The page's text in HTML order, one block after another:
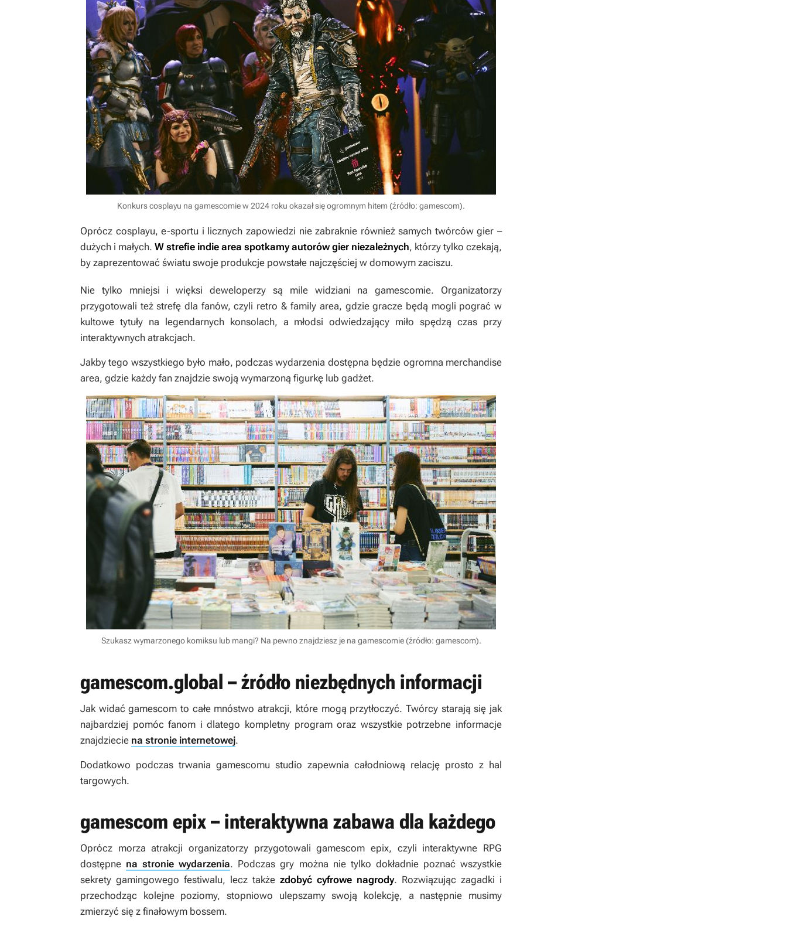
Konkurs cosplayu na gamescomie w 2024 roku okazał się ogromnym hitem (źródło: gamescom).
Oprócz cosplayu, e-sportu i licznych zapowiedzi nie zabraknie również samych twórców gier –
dużych i małych. W strefie indie area spotkamy autorów gier niezależnych, którzy tylko czekają,
by zaprezentować światu swoje produkcje powstałe najczęściej w domowym zaciszu.
Nie tylko mniejsi i więksi deweloperzy są mile widziani na gamescomie. Organizatorzy
przygotowali też strefę dla fanów, czyli retro & family area, gdzie gracze będą mogli pograć w
kultowe tytuły na legendarnych konsolach, a młodsi odwiedzający miło spędzą czas przy
interaktywnych atrakcjach.
Jakby tego wszystkiego było mało, podczas wydarzenia dostępna będzie ogromna merchandise
area, gdzie każdy fan znajdzie swoją wymarzoną figurkę lub gadżet.
Szukasz wymarzonego komiksu lub mangi? Na pewno znajdziesz je na gamescomie (źródło: gamescom).
gamescom.global – źródło niezbędnych informacji
Jak widać gamescom to całe mnóstwo atrakcji, które mogą przytłoczyć. Twórcy starają się jak
najbardziej pomóc fanom i dlatego kompletny program oraz wszystkie potrzebne informacje
znajdziecie na stronie internetowej.
Dodatkowo podczas trwania gamescomu studio zapewnia całodniową relację prosto z hal
targowych.
gamescom epix – interaktywna zabawa dla każdego
Oprócz morza atrakcji organizatorzy przygotowaligamescom epix, czyli interaktywne RPG
dostępne na stronie wydarzenia. Podczas gry można nie tylko dokładnie poznać wszystkie
sekrety gamingowego festiwalu, lecz także zdobyć cyfrowe nagrody. Rozwiązując zagadki i
przechodząc kolejne poziomy, stopniowo ulepszamy swoją kolekcję, a następnie musimy
zmierzyć się z finałowym bossem.